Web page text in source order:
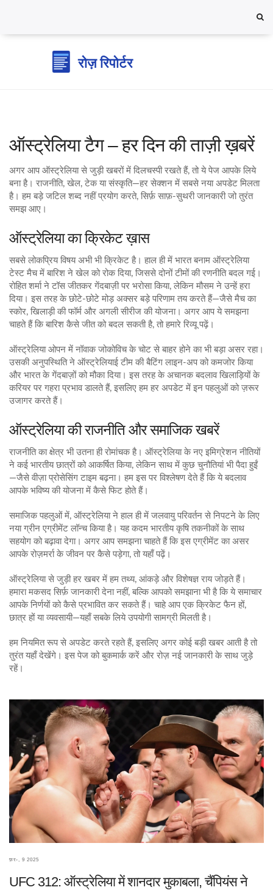
ऑस्ट्रेलिया टैग – हर दिन की ताज़ी ख़बरें
अगर आप ऑस्ट्रेलिया से जुड़ी खबरों में दिलचस्पी रखते हैं, तो ये पेज आपके लिये
बना है। राजनीति, खेल, टेक या संस्कृति—हर सेक्शन में सबसे नया अपडेट मिलता
है। हम बड़े जटिल शब्द नहीं प्रयोग करते, सिर्फ़ साफ़-सुथरी जानकारी जो तुरंत
समझ आए।
ऑस्ट्रेलिया का क्रिकेट ख़ास
सबसे लोकप्रिय विषय अभी भी क्रिकेट है। हाल ही में भारत बनाम ऑस्ट्रेलिया
टेस्ट मैच में बारिश ने खेल को रोक दिया, जिससे दोनों टीमों की रणनीति बदल गई।
रोहित शर्मा ने टॉस जीतकर गेंदबाज़ी पर भरोसा किया, लेकिन मौसम ने उन्हें हरा
दिया। इस तरह के छोटे‑छोटे मोड़ अक्सर बड़े परिणाम तय करते हैं—जैसे मैच का
स्कोर, खिलाड़ी की फॉर्म और अगली सीरीज की योजना। अगर आप ये समझना
चाहते हैं कि बारिश कैसे जीत को बदल सकती है, तो हमारे रिव्यू पढ़ें।
ऑस्ट्रेलिया ओपन में नॉवाक जोकोविच के चोट से बाहर होने का भी बड़ा असर रहा।
उसकी अनुपस्थिति ने ऑस्ट्रेलियाई टीम की बैटिंग लाइन‑अप को कमजोर किया
और भारत के गेंदबाज़ों को मौका दिया। इस तरह के अचानक बदलाव खिलाड़ियों के
करियर पर गहरा प्रभाव डालते हैं, इसलिए हम हर अपडेट में इन पहलुओं को ज़रूर
उजागर करते हैं।
ऑस्ट्रेलिया की राजनीति और समाजिक खबरें
राजनीति का क्षेत्र भी उतना ही रोमांचक है। ऑस्ट्रेलिया के नए इमिग्रेशन नीतियों
ने कई भारतीय छात्रों को आकर्षित किया, लेकिन साथ में कुछ चुनौतियां भी पैदा हुईं
—जैसे वीज़ा प्रोसेसिंग टाइम बढ़ना। हम इस पर विश्लेषण देते हैं कि ये बदलाव
आपके भविष्य की योजना में कैसे फिट होते हैं।
समाजिक पहलुओं में, ऑस्ट्रेलिया ने हाल ही में जलवायु परिवर्तन से निपटने के लिए
नया ग्रीन एग्रीमेंट लॉन्च किया है। यह कदम भारतीय कृषि तकनीकों के साथ
सहयोग को बढ़ावा देगा। अगर आप समझना चाहते हैं कि इस एग्रीमेंट का असर
आपके रोज़मर्रा के जीवन पर कैसे पड़ेगा, तो यहाँ पढ़ें।
ऑस्ट्रेलिया से जुड़ी हर खबर में हम तथ्य, आंकड़े और विशेषज्ञ राय जोड़ते हैं।
हमारा मकसद सिर्फ़ जानकारी देना नहीं, बल्कि आपको समझाना भी है कि ये समाचार
आपके निर्णयों को कैसे प्रभावित कर सकते हैं। चाहे आप एक क्रिकेट फैन हों,
छात्र हों या व्यवसायी—यहाँ सबके लिये उपयोगी सामग्री मिलती है।
हम नियमित रूप से अपडेट करते रहते हैं, इसलिए अगर कोई बड़ी खबर आती है तो
तुरंत यहाँ देखेंगे। इस पेज को बुकमार्क करें और रोज़ नई जानकारी के साथ जुड़े
रहें।
फ़र॰, 9 2025
UFC 312: ऑस्ट्रेलिया में शानदार मुकाबला, चैंपियंस ने